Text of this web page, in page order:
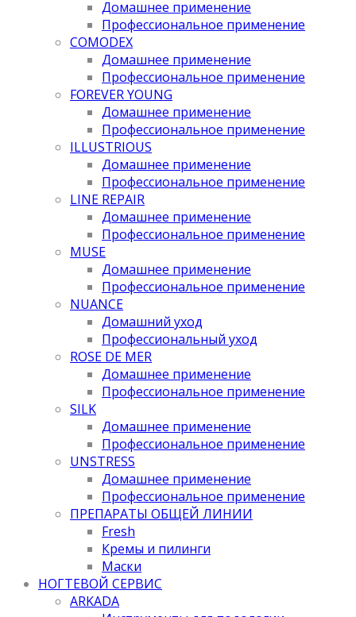
Домашнее применение
Профессиональное применение
COMODEX
Домашнее применение
Профессиональное применение
FOREVER YOUNG
Домашнее применение
Профессиональное применение
ILLUSTRIOUS
Домашнее применение
Профессиональное применение
LINE REPAIR
Домашнее применение
Профессиональное применение
MUSE
Домашнее применение
Профессиональное применение
NUANCE
Домашний уход
Профессиональный уход
ROSE DE MER
Домашнее применение
Профессиональное применение
SILK
Домашнее применение
Профессиональное применение
UNSTRESS
Домашнее применение
Профессиональное применение
ПРЕПАРАТЫ ОБЩЕЙ ЛИНИИ
Fresh
Кремы и пилинги
Маски
НОГТЕВОЙ СЕРВИС
ARKADA